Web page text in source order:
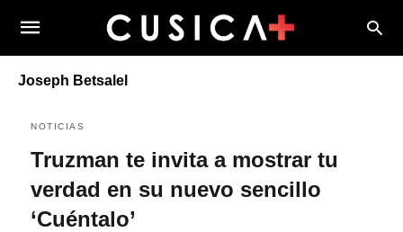
Joseph Betsalel
NOTICIAS
Truzman te invita a mostrar tu
verdad en su nuevo sencillo
‘Cuéntalo’